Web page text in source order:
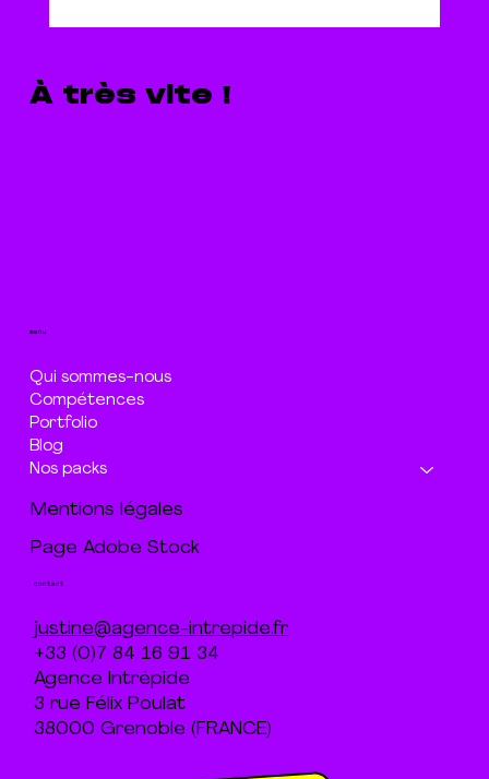
sexiste
À très vite !
menu
Qui sommes-nous
Compétences
Portfolio
Blog
Nos packs
Mentions légales
Page Adobe Stock
contact
justine@agence-intrepide.fr
+33 (0)7 84 16 91 34
Agence Intrépide
3 rue Félix Poulat
38000 Grenoble (FRANCE)